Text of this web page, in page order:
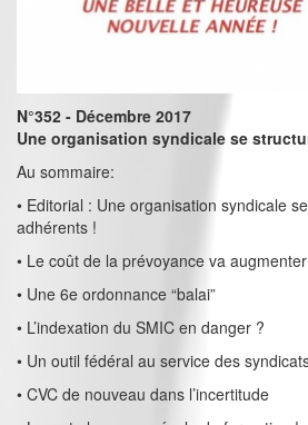
N°352 - Décembre 2017
Une organisation syndicale se
Au sommaire:
• Editorial : Une organisation syndicale
adhérents !
• Le coût de la prévoyance va augmenter
• Une 6e ordonnance “balai”
• L’indexation du SMIC en danger ?
• Un outil fédéral au service des
• CVC de nouveau dans l’incertitude